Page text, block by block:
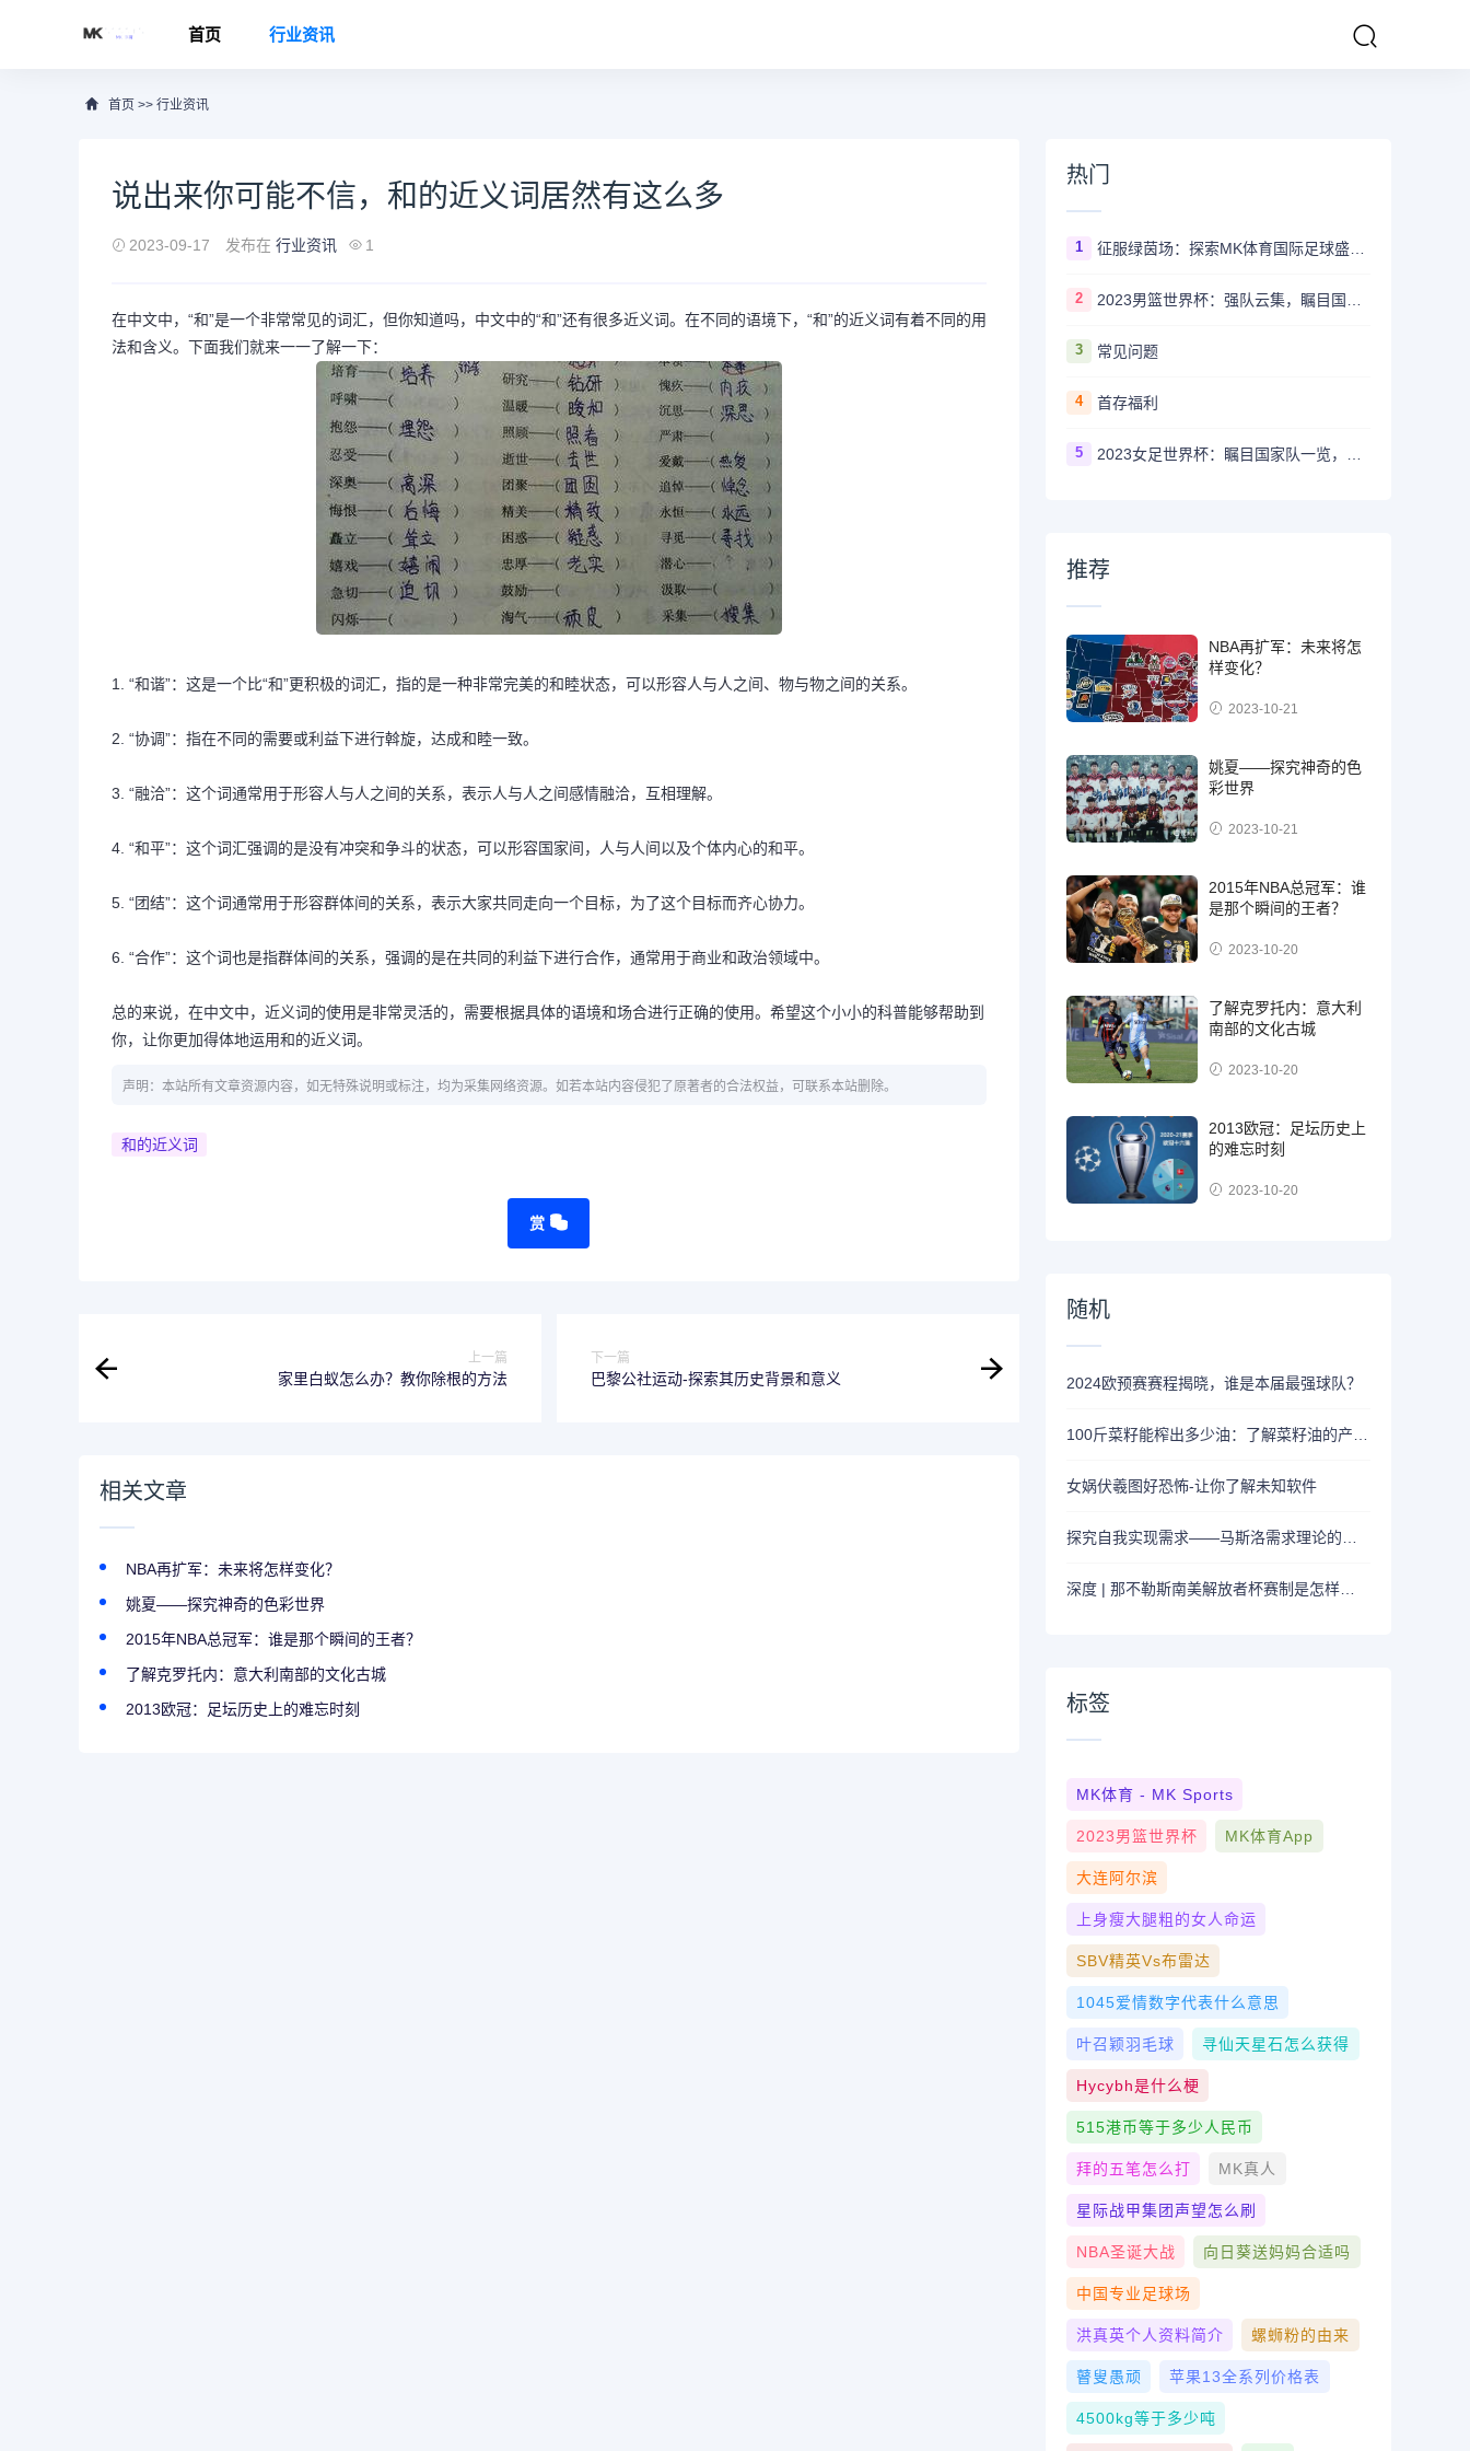
首页 行业资讯
首页 >> 行业资讯
说出来你可能不信，和的近义词居然有这么多
2023-09-17 发布在 行业资讯 1
在中文中，“和”是一个非常常见的词汇，但你知道吗，中文中的“和”还有很多近义词。在不同的语境下，“和”的近义词有着不同的用
法和含义。下面我们就来一一了解一下：
1. “和谐”：这是一个比“和”更积极的词汇，指的是一种非常完美的和睦状态，可以形容人与人之间、物与物之间的关系。
2. “协调”：指在不同的需要或利益下进行斡旋，达成和睦一致。
3. “融洽”：这个词通常用于形容人与人之间的关系，表示人与人之间感情融洽，互相理解。
4. “和平”：这个词汇强调的是没有冲突和争斗的状态，可以形容国家间，人与人间以及个体内心的和平。
5. “团结”：这个词通常用于形容群体间的关系，表示大家共同走向一个目标，为了这个目标而齐心协力。
6. “合作”：这个词也是指群体间的关系，强调的是在共同的利益下进行合作，通常用于商业和政治领域中。
总的来说，在中文中，近义词的使用是非常灵活的，需要根据具体的语境和场合进行正确的使用。希望这个小小的科普能够帮助到
你，让你更加得体地运用和的近义词。
声明：本站所有文章资源内容，如无特殊说明或标注，均为采集网络资源。如若本站内容侵犯了原著者的合法权益，可联系本站删除。
和的近义词
赏
上一篇
家里白蚁怎么办？教你除根的方法
下一篇
巴黎公社运动-探索其历史背景和意义
相关文章
NBA再扩军：未来将怎样变化？
姚夏——探究神奇的色彩世界
2015年NBA总冠军：谁是那个瞬间的王者？
了解克罗托内：意大利南部的文化古城
2013欧冠：足坛历史上的难忘时刻
热门
1 征服绿茵场：探索MK体育国际足球盛事的辉煌传奇
2
3 常见问题
4 首存福利
5
推荐
NBA再扩军：未来将怎
样变化？
2023-10-21
姚夏——探究神奇的色
彩世界
2023-10-21
2015年NBA总冠军：谁
是那个瞬间的王者？
2023-10-20
了解克罗托内：意大利
南部的文化古城
2023-10-20
2013欧冠：足坛历史上
的难忘时刻
2023-10-20
随机
2024欧预赛赛程揭晓，谁是本届最强球队？
女娲伏羲图好恐怖-让你了解未知软件
标签
MK体育 - MK Sports
2023男篮世界杯 MK体育App
大连阿尔滨
上身瘦大腿粗的女人命运
SBV精英vs布雷达
1045爱情数字代表什么意思
叶召颖羽毛球 寻仙天星石怎么获得
Hycybh是什么梗
515港币等于多少人民币
拜的五笔怎么打 MK真人
星际战甲集团声望怎么刷
NBA圣诞大战 向日葵送妈妈合适吗
中国专业足球场
洪真英个人资料简介 螺蛳粉的由来
瞽叟愚顽 苹果13全系列价格表
4500kg等于多少吨